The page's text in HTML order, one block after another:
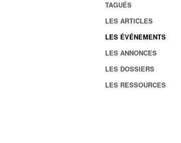
TAGUÉS
LES ARTICLES
LES ÉVÉNEMENTS
LES ANNONCES
LES DOSSIERS
LES RESSOURCES